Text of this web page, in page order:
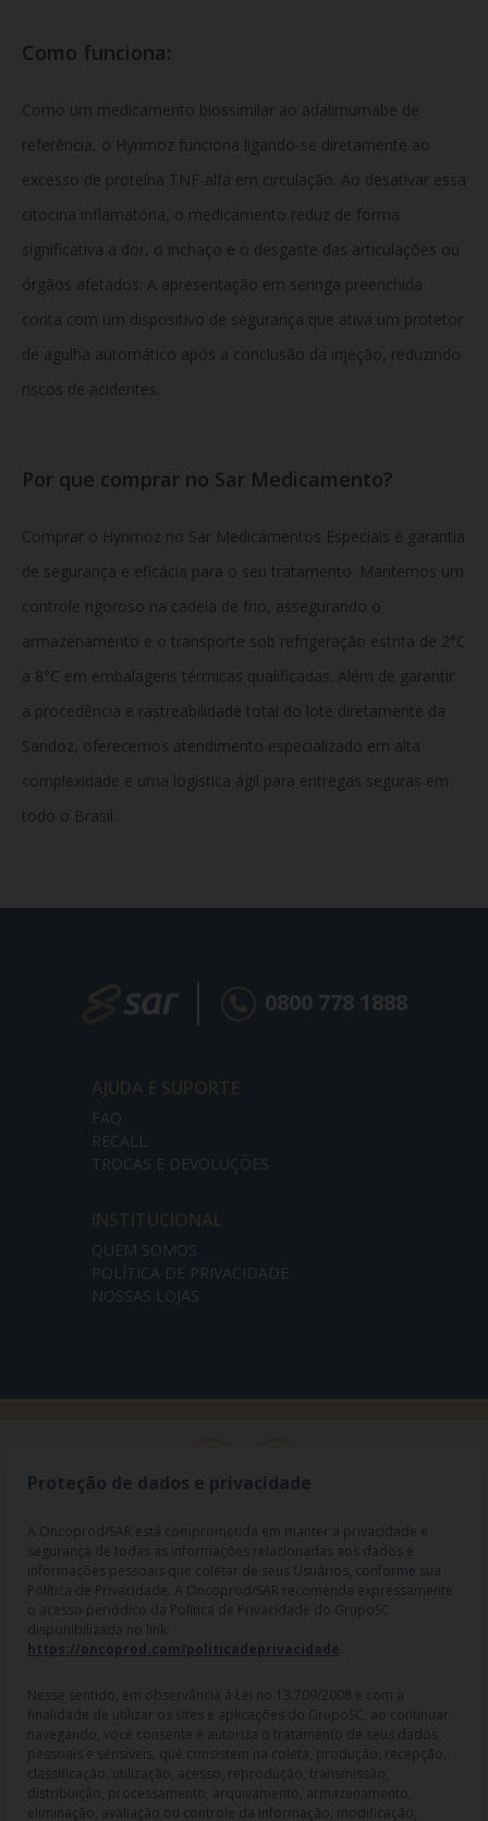
Como funciona:
Como um medicamento biossimilar ao adalimumabe de
referência, o Hyrimoz funciona ligando-se diretamente ao
excesso de proteína TNF-alfa em circulação. Ao desativar essa
citocina inflamatória, o medicamento reduz de forma
significativa a dor, o inchaço e o desgaste das articulações ou
órgãos afetados. A apresentação em seringa preenchida
conta com um dispositivo de segurança que ativa um protetor
de agulha automático após a conclusão da injeção, reduzindo
riscos de acidentes.
Por que comprar no Sar Medicamento?
Comprar o Hyrimoz no Sar Medicamentos Especiais é garantia
de segurança e eficácia para o seu tratamento. Mantemos um
controle rigoroso na cadeia de frio, assegurando o
armazenamento e o transporte sob refrigeração estrita de 2°C
a 8°C em embalagens térmicas qualificadas. Além de garantir
a procedência e rastreabilidade total do lote diretamente da
Sandoz, oferecemos atendimento especializado em alta
complexidade e uma logística ágil para entregas seguras em
todo o Brasil.
0800 778 1888
AJUDA E SUPORTE
FAQ
RECALL
TROCAS E DEVOLUÇÕES
INSTITUCIONAL
QUEM SOMOS
POLÍTICA DE PRIVACIDADE
NOSSAS LOJAS
RAZÃO SOCIAL: ONCO PROD DIST. DE PROD. HOSP. E ONCOL. LTDA |
04.307.650/0019-64 | IE: 119.242.793.110 | Endereço R: Olimpíadas, nº
100 2º andar CJ 21 22 - Vila Olímpia - SP | Cep: 04551-000 |
Farmacêutico responsável: Dra. Gislaine Lopes de Jesus - CRF/SP 47509
| AFE: 7.60997-7 | CMVS: 355030801-477-010609-1-0.
As informações contidas neste site não devem ser usadas para
automedicação e não substituem, em hipótese alguma, as orientações
Proteção de dados e privacidade
A Oncoprod/SAR está comprometida em manter a privacidade e
segurança de todas as informações relacionadas aos dados e
informações pessoais que coletar de seus Usuários, conforme sua
Política de Privacidade. A Oncoprod/SAR recomenda expressamente
o acesso periódico da Política de Privacidade do GrupoSC
disponibilizada no link:
https://oncoprod.com/politicadeprivacidade
Nesse sentido, em observância à Lei no 13.709/2008 e com a
finalidade de utilizar os sites e aplicações do GrupoSC, ao continuar
navegando, você consente e autoriza o tratamento de seus dados
pessoais e sensíveis, que consistem na coleta, produção, recepção,
classificação, utilização, acesso, reprodução, transmissão,
distribuição, processamento, arquivamento, armazenamento,
eliminação, avaliação ou controle da informação, modificação,